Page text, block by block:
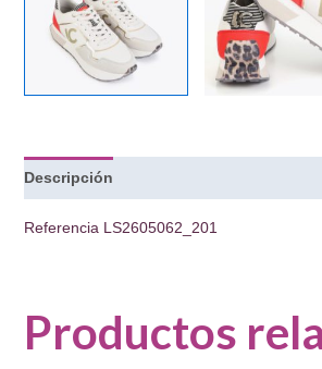
Descripción
Referencia LS2605062_201
Productos